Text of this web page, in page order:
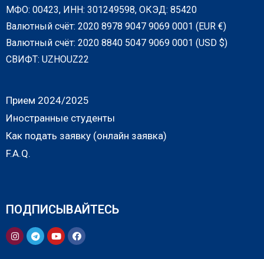
МФО: 00423, ИНН: 301249598, ОКЭД: 85420
Валютный счёт: 2020 8978 9047 9069 0001 (EUR €)
Валютный счёт: 2020 8840 5047 9069 0001 (USD $)
СВИФТ: UZHOUZ22
Прием 2024/2025
Иностранные студенты
Как подать заявку (онлайн заявка)
F.A.Q.
ПОДПИСЫВАЙТЕСЬ